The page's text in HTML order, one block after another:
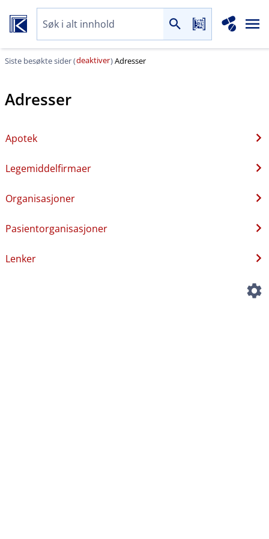
Siste besøkte sider (deaktiver)Adresser
Adresser
Apotek
Legemiddelfirmaer
Organisasjoner
Pasientorganisasjoner
Lenker